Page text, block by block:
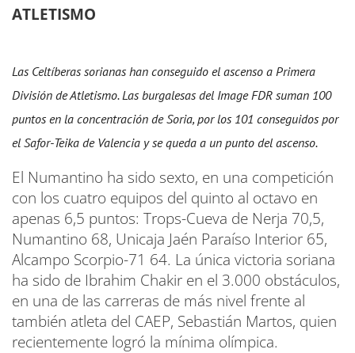
ATLETISMO
Las Celtíberas sorianas han conseguido el ascenso a Primera
División de Atletismo. Las burgalesas del Image FDR suman 100
puntos en la concentración de Soria, por los 101 conseguidos por
el Safor-Teika de Valencia y se queda a un punto del ascenso.
El Numantino ha sido sexto, en una competición
con los cuatro equipos del quinto al octavo en
apenas 6,5 puntos: Trops-Cueva de Nerja 70,5,
Numantino 68, Unicaja Jaén Paraíso Interior 65,
Alcampo Scorpio-71 64. La única victoria soriana
ha sido de Ibrahim Chakir en el 3.000 obstáculos,
en una de las carreras de más nivel frente al
también atleta del CAEP, Sebastián Martos, quien
recientemente logró la mínima olímpica.